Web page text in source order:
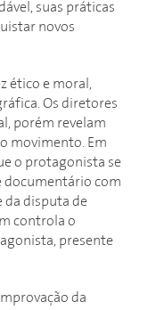
suas práticas
novos
ético e moral,
Os diretores
porém revelam
movimento. Em
o protagonista se
documentário com
da disputa de
controla o
presente
da